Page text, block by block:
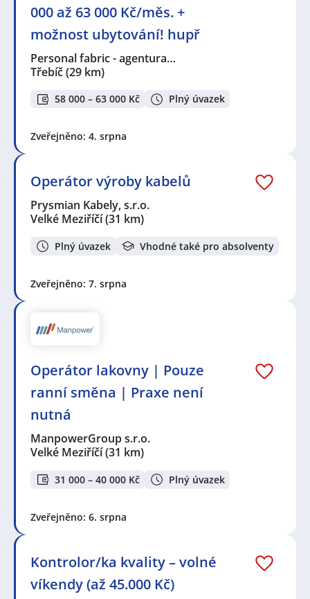
000 až 63 000 Kč/měs. +
možnost ubytování! hupř
Personal fabric - agentura…
Třebíč(29 km)
58 000 – 63 000 Kč Plný úvazek
Zveřejněno: 4. srpna
Operátor výroby kabelů
Prysmian Kabely, s.r.o.
Velké Meziříčí(31 km)
Plný úvazek Vhodné také pro absolventy
Zveřejněno: 7. srpna
Operátor lakovny | Pouze
ranní směna | Praxe není
nutná
ManpowerGroup s.r.o.
Velké Meziříčí(31 km)
31 000 – 40 000 Kč Plný úvazek
Zveřejněno: 6. srpna
Kontrolor/ka kvality – volné
víkendy (až 45.000 Kč)